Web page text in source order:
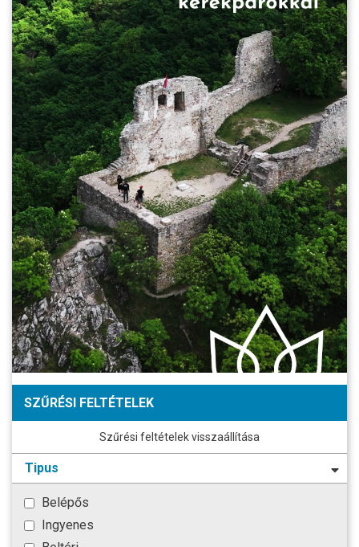
SZŰRÉSI FELTÉTELEK
Szűrési feltételek visszaállítása
Tipus
Belépős
Ingyenes